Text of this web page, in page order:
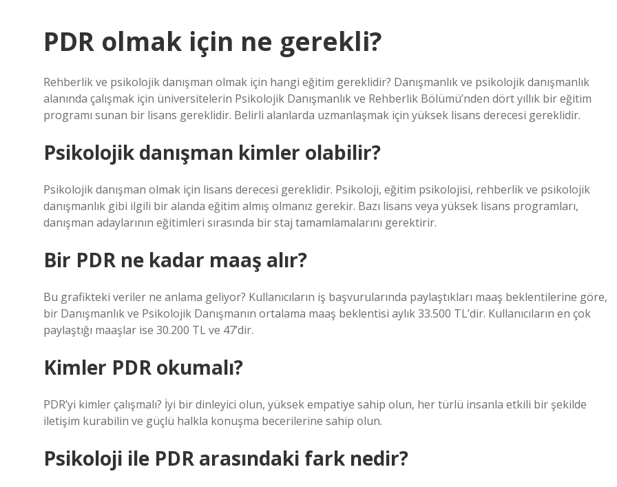
PDR olmak için ne gerekli?
Rehberlik ve psikolojik danışman olmak için hangi eğitim gereklidir? Danışmanlık ve psikolojik danışmanlık
alanında çalışmak için üniversitelerin Psikolojik Danışmanlık ve Rehberlik Bölümü’nden dört yıllık bir eğitim
programı sunan bir lisans gereklidir. Belirli alanlarda uzmanlaşmak için yüksek lisans derecesi gereklidir.
Psikolojik danışman kimler olabilir?
Psikolojik danışman olmak için lisans derecesi gereklidir. Psikoloji, eğitim psikolojisi, rehberlik ve psikolojik
danışmanlık gibi ilgili bir alanda eğitim almış olmanız gerekir. Bazı lisans veya yüksek lisans programları,
danışman adaylarının eğitimleri sırasında bir staj tamamlamalarını gerektirir.
Bir PDR ne kadar maaş alır?
Bu grafikteki veriler ne anlama geliyor? Kullanıcıların iş başvurularında paylaştıkları maaş beklentilerine göre,
bir Danışmanlık ve Psikolojik Danışmanın ortalama maaş beklentisi aylık 33.500 TL’dir. Kullanıcıların en çok
paylaştığı maaşlar ise 30.200 TL ve 47’dir.
Kimler PDR okumalı?
PDR’yi kimler çalışmalı? İyi bir dinleyici olun, yüksek empatiye sahip olun, her türlü insanla etkili bir şekilde
iletişim kurabilin ve güçlü halkla konuşma becerilerine sahip olun.
Psikoloji ile PDR arasındaki fark nedir?